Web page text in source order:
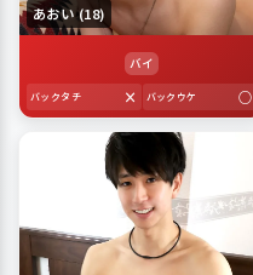
あおい (18)
バイ
バックタチ × バックウケ ○